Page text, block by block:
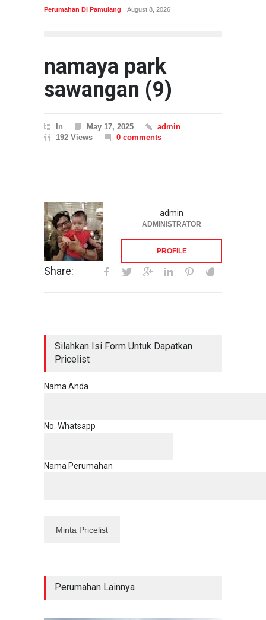
Perumahan Di Pamulang August 8, 2026
namaya park
sawangan (9)
In May 17, 2025
admin
192 Views
0 comments
admin
ADMINISTRATOR
PROFILE
Share:
Silahkan Isi Form Untuk Dapatkan
Pricelist
Nama Anda
No. Whatsapp
Nama Perumahan
Perumahan Lainnya